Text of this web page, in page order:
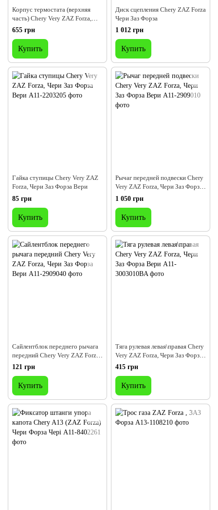
Корпус термостата (верхняя
часть) Chery Very ZAZ Forza,
Чери Заз Форза Вери
655 грн
Купить
Диск сцепления Chery ZAZ Forza
Чери Заз Форза
1 012 грн
Купить
Гайка ступицы Chery Very ZAZ
Forza, Чери Заз Форза Вери
85 грн
Купить
Рычаг передней подвески Chery
Very ZAZ Forza, Чери Заз Форза
Вери
1 050 грн
Купить
Сайлентблок переднего рычага
передний Chery Very ZAZ Forza,
Чери Заз Форза Вери
121 грн
Купить
Тяга рулевая левая\правая Chery
Very ZAZ Forza, Чери Заз Форза
Вери
415 грн
Купить